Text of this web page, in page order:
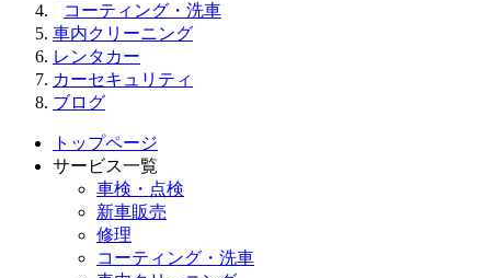
コーティング・洗車
車内クリーニング
レンタカー
カーセキュリティ
ブログ
トップページ
サービス一覧
車検・点検
新車販売
修理
コーティング・洗車